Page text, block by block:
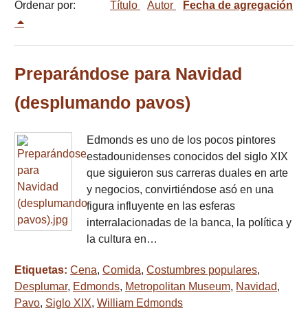
Ordenar por: Título Autor Fecha de agregación
Preparándose para Navidad
(desplumando pavos)
Edmonds es uno de los pocos pintores
estadounidenses conocidos del siglo XIX
que siguieron sus carreras duales en arte
y negocios, convirtiéndose asó en una
figura influyente en las esferas
interralacionadas de la banca, la política y
la cultura en…
Etiquetas: Cena, Comida, Costumbres populares,
Desplumar, Edmonds, Metropolitan Museum, Navidad,
Pavo, Siglo XIX, William Edmonds